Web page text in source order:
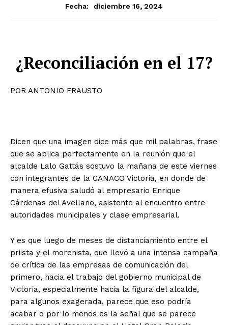
Fecha:
diciembre 16, 2024
¿Reconciliación en el 17?
POR ANTONIO FRAUSTO
Dicen que una imagen dice más que mil palabras, frase
que se aplica perfectamente en la reunión que el
alcalde Lalo Gattás sostuvo la mañana de este viernes
con integrantes de la CANACO Victoria, en donde de
manera efusiva saludó al empresario Enrique
Cárdenas del Avellano, asistente al encuentro entre
autoridades municipales y clase empresarial.
Y es que luego de meses de distanciamiento entre el
priista y el morenista, que llevó a una intensa campaña
de crítica de las empresas de comunicación del
primero, hacia el trabajo del gobierno municipal de
Victoria, especialmente hacia la figura del alcalde,
para algunos exagerada, parece que eso podría
acabar o por lo menos es la señal que se parece